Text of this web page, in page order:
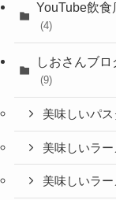
YouTube飲
(4)
しおさんブ
(9)
美味しいパ
美味しいラ
美味しいラ